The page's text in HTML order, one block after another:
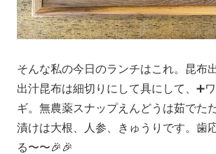
そんな私の今日のランチはこれ。昆布
出汁昆布は細切りにして具にして、➕
ギ。無農薬スナップえんどうは茹でた
漬けは大根、人参、きゅうりです。歯
る〜〜🎉🎉